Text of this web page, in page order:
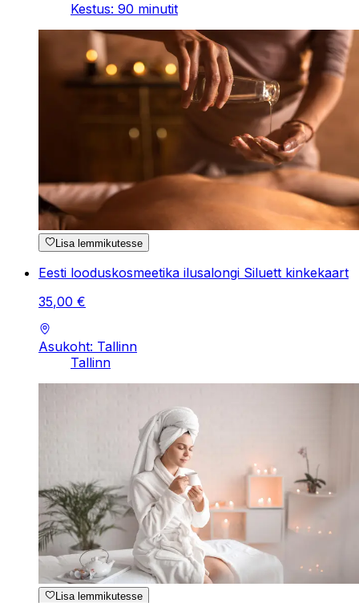
Kestus: 90 minutit
Lisa lemmikutesse
Eesti looduskosmeetika ilusalongi Siluett kinkekaart
35,00 €
Asukoht: Tallinn
Tallinn
Lisa lemmikutesse